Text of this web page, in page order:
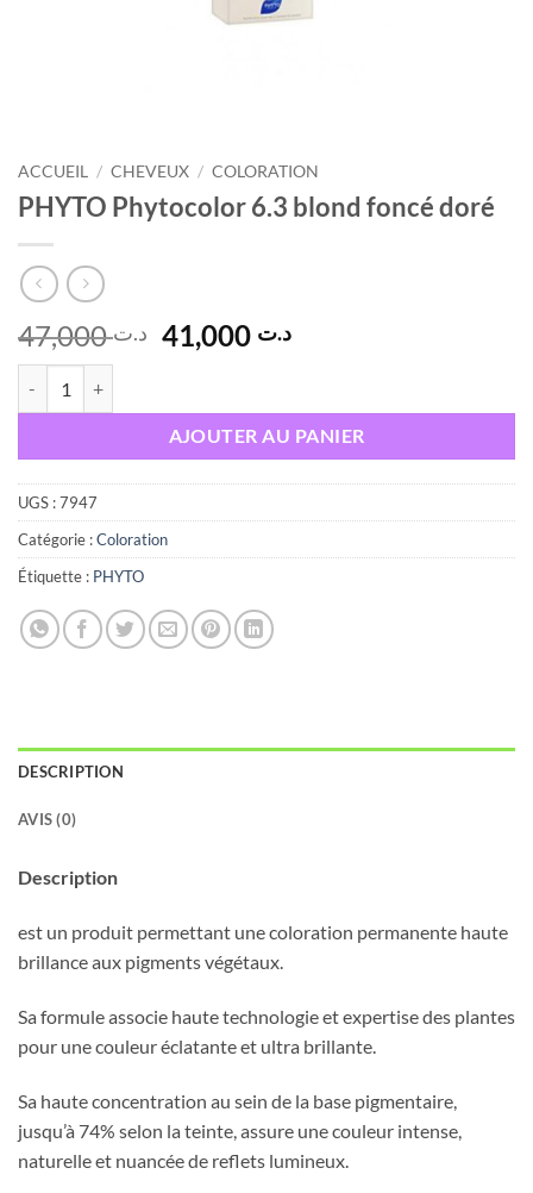
ACCUEIL / CHEVEUX / COLORATION
PHYTO Phytocolor 6.3 blond foncé doré
د.ت47,000
Le
prix
était :
د.ت 47,000.
د.تLe
est :
AJOUTER AU PANIER
UGS :7947
Catégorie :Coloration
Étiquette : PHYTO
DESCRIPTION
AVIS (0)
Description
est un produit permettant une coloration permanente haute
brillance aux pigments végétaux.
Sa formule associe haute technologie et expertise des plantes
pour une couleur éclatante et ultra brillante.
Sa haute concentration au sein de la base pigmentaire,
jusqu’à 74% selon la teinte, assure une couleur intense,
naturelle et nuancée de reflets lumineux.